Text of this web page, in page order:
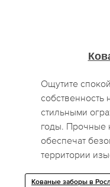
Ощутите
стильными
годы. Прочные
обеспечат
территории
Кованые заборы в